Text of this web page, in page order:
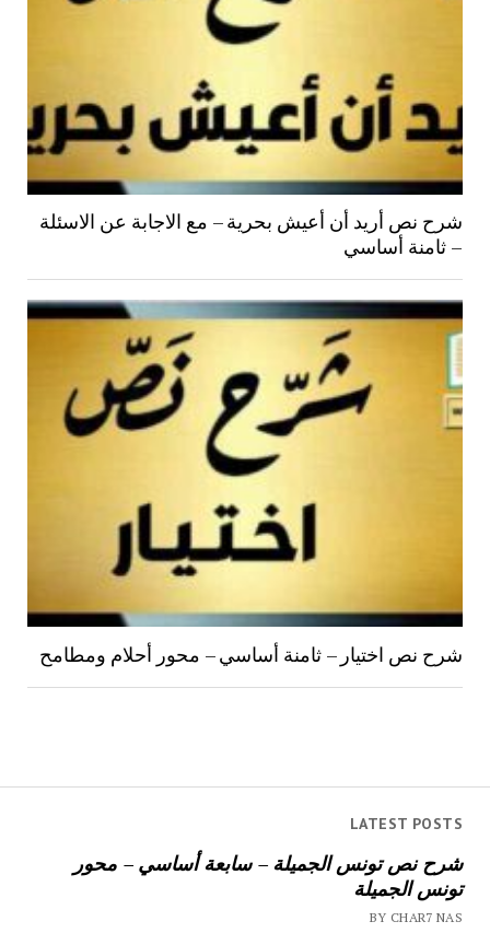
LATEST POSTS
شرح نص تونس الجميلة – سابعة أساسي – محور
تونس الجميلة
BY CHAR7 NAS
شرح نص أريد أن أعيش بحرية – مع الاجابة عن الاسئلة
– ثامنة أساسي
شرح نص اختيار – ثامنة أساسي – محور أحلام ومطامح